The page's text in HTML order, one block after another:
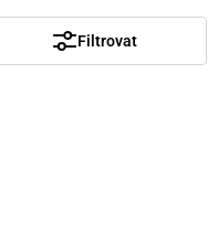
Filtrovat